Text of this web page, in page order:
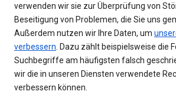
verwenden wir sie zur Überprüfung von
Beseitigung von Problemen, die Sie uns
Außerdem nutzen wir Ihre Daten, um
verbessern . Dazu zählt beispielsweise die
Suchbegriffe am häufigsten falsch
wir die in unseren Diensten verwendete
verbessern können.